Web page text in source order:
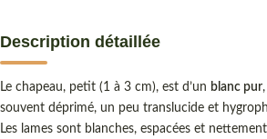
Description détaillée
Le chapeau, petit (1 à 3 cm), est d’un blanc pur
souvent déprimé, un peu translucide et
Les lames sont blanches, espacées et